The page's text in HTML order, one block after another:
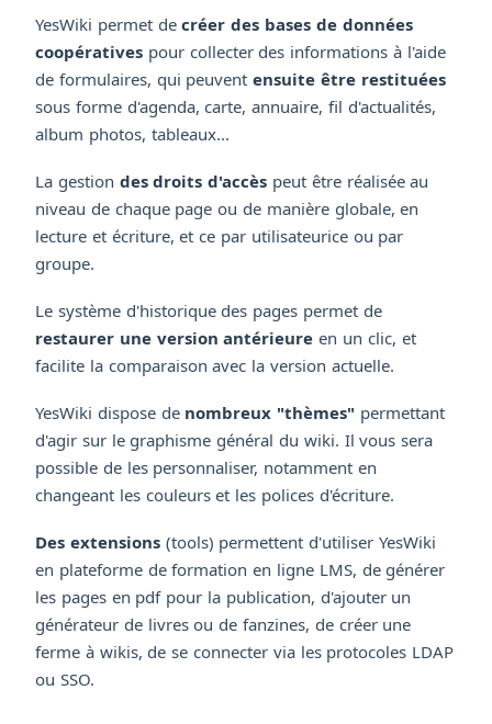
YesWiki permet decréer des bases de données
coopératives pour collecter des informations à l'aide
de formulaires, qui peuventensuite être restituées
sous forme d'agenda, carte, annuaire, fil d'actualités,
album photos, tableaux...
La gestion des droits d'accès peut être réalisée au
niveau de chaque page ou de manière globale, en
lecture et écriture, et ce par utilisateurice ou par
groupe.
Le système d'historique des pages permet de
restaurer une version antérieure en un clic, et
facilite la comparaison avec la version actuelle.
YesWiki dispose de nombreux "thèmes" permettant
d'agir sur le graphisme général du wiki. Il vous sera
possible de les personnaliser, notamment en
changeant les couleurs et les polices d'écriture.
Des extensions(tools) permettent d'utiliser YesWiki
en plateforme de formation en ligne LMS, de générer
les pages en pdf pour la publication, d'ajouter un
générateur de livres ou de fanzines, de créer une
ferme à wikis, de se connecter via les protocoles LDAP
ou SSO.